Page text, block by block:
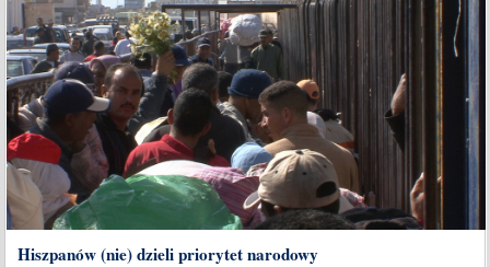
Hiszpanów (nie) dzieli priorytet narodowy